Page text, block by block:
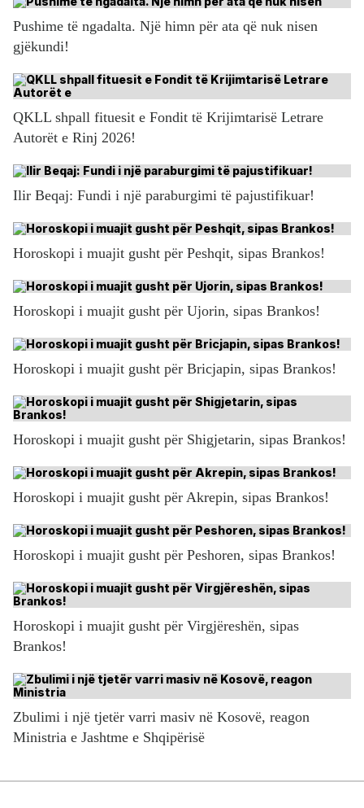
Pushime të ngadalta. Një himn për ata që nuk nisen
gjëkundi!
QKLL shpall fituesit e Fondit të Krijimtarisë Letrare
Autorët e Rinj 2026!
Ilir Beqaj: Fundi i një paraburgimi të pajustifikuar!
Horoskopi i muajit gusht për Peshqit, sipas Brankos!
Horoskopi i muajit gusht për Ujorin, sipas Brankos!
Horoskopi i muajit gusht për Bricjapin, sipas Brankos!
Horoskopi i muajit gusht për Shigjetarin, sipas Brankos!
Horoskopi i muajit gusht për Akrepin, sipas Brankos!
Horoskopi i muajit gusht për Peshoren, sipas Brankos!
Horoskopi i muajit gusht për Virgjëreshën, sipas
Brankos!
Zbulimi i një tjetër varri masiv në Kosovë, reagon
Ministria e Jashtme e Shqipërisë